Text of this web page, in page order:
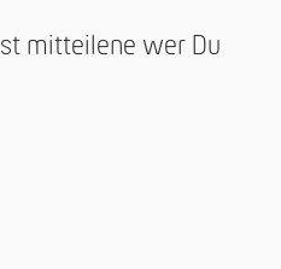
mitteilene wer Du